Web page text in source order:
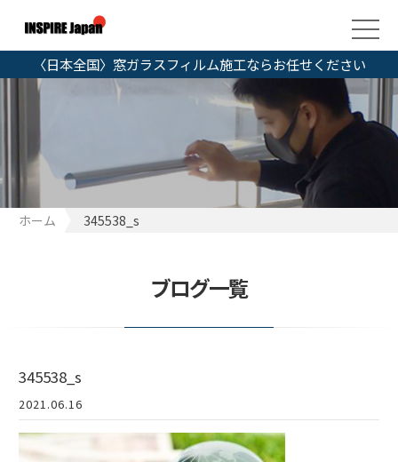
〈日本全国〉窓ガラスフィルム施工ならお任せください
ホーム 345538_s
ブログ一覧
345538_s
2021.06.16